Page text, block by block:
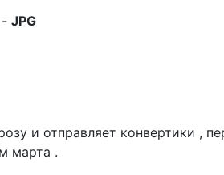
JPG
и отправляет конвертики ,
марта .